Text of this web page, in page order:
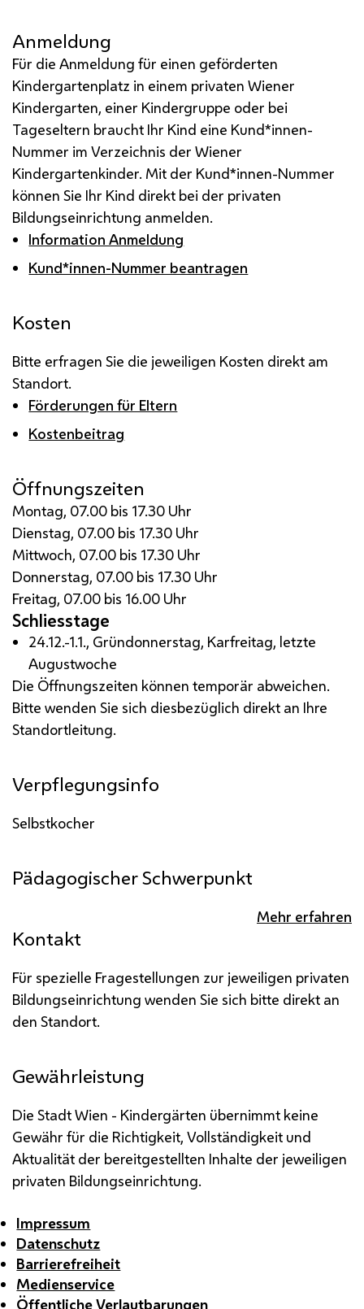
Anmeldung
Für die Anmeldung für einen geförderten
Kindergartenplatz in einem privaten Wiener
Kindergarten, einer Kindergruppe oder bei
Tageseltern braucht Ihr Kind eine Kund*innen-
Nummer im Verzeichnis der Wiener
Kindergartenkinder. Mit der Kund*innen-Nummer
können Sie Ihr Kind direkt bei der privaten
Bildungseinrichtung anmelden.
Information Anmeldung
Kund*innen-Nummer beantragen
Kosten
Bitte erfragen Sie die jeweiligen Kosten direkt am
Standort.
Förderungen für Eltern
Kostenbeitrag
Öffnungszeiten
Montag, 07.00 bis 17.30 Uhr
Dienstag, 07.00 bis 17.30 Uhr
Mittwoch, 07.00 bis 17.30 Uhr
Donnerstag, 07.00 bis 17.30 Uhr
Freitag, 07.00 bis 16.00 Uhr
Schliesstage
24.12.-1.1., Gründonnerstag, Karfreitag, letzte
Augustwoche
Die Öffnungszeiten können temporär abweichen.
Bitte wenden Sie sich diesbezüglich direkt an Ihre
Standortleitung.
Verpflegungsinfo
Selbstkocher
Pädagogischer Schwerpunkt
Mehr erfahren
Kontakt
Für spezielle Fragestellungen zur jeweiligen privaten
Bildungseinrichtung wenden Sie sich bitte direkt an
den Standort.
Gewährleistung
Die Stadt Wien - Kindergärten übernimmt keine
Gewähr für die Richtigkeit, Vollständigkeit und
Aktualität der bereitgestellten Inhalte der jeweiligen
privaten Bildungseinrichtung.
Impressum
Datenschutz
Barrierefreiheit
Medienservice
Öffentliche Verlautbarungen